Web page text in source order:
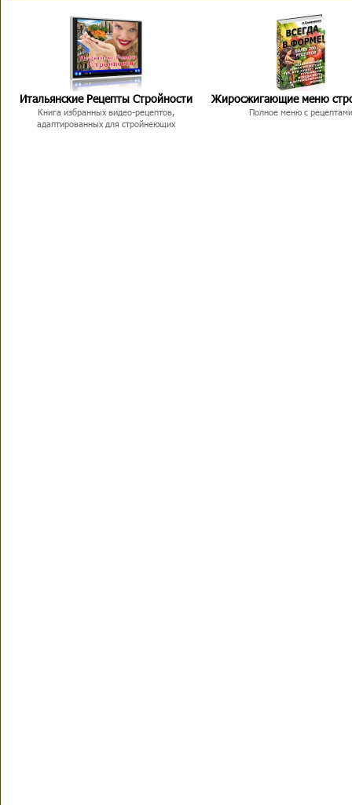
Итальянские Рецепты Стройности
Книга избранных видео-рецептов,
адаптированных для стройнеющих
Жиросжигающие меню
Полное меню с рецептами